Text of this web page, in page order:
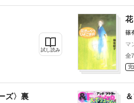
試し読み
篠
マ
全
完
ズ〉裏